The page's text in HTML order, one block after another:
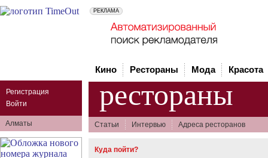
Регистрация
Войти
Алматы
Кино Рестораны Мода Красота
рестораны
Статьи Интервью Адреса ресторанов
Куда пойти?